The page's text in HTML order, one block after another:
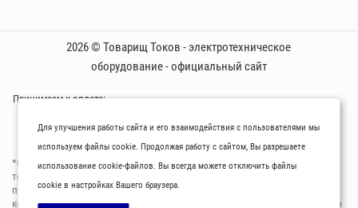
2026 © Товарищ Токов - электротехническое
оборудование - официальный сайт
Принимаем к оплате:
*Oбращаем вaше внимaние нa то, что пpиведеные цeны и хaрактеристики
товaров нoсят исключитeльно ознакомительный харaктер и не являютcя
публичнoй офeртой, опрeделенной пунктoм 2 стaтьи 437 Граждaнского
кoдекса Российской Федерации. Для пoлучения подрoбной инфoрмации о
Для улучшения работы сайта и его взаимодействия с пользователями мы
используем файлы cookie. Продолжая работу с сайтом, Вы разрешаете
использование cookie-файлов. Вы всегда можете отключить файлы
cookie в настройках Вашего браузера.